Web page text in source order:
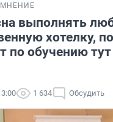
МНЕНИЕ
выполнять
хотелку,
по обучению тут
1 634 Обсудить